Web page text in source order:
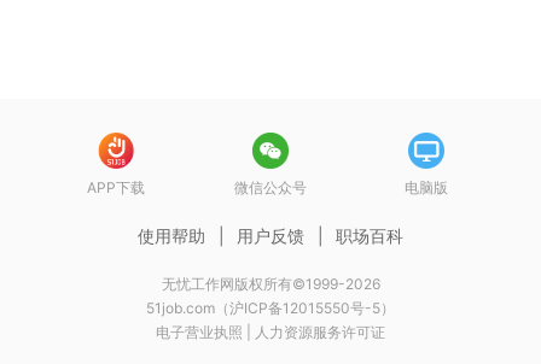
APP下载 微信公众号 电脑版
使用帮助 用户反馈 职场百科
无忧工作网版权所有©1999-2026
51job.com（沪ICP备12015550号-5）
电子营业执照
人力资源服务许可证